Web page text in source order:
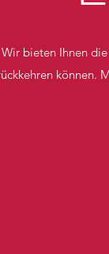
Wir bieten Ihnen
können.